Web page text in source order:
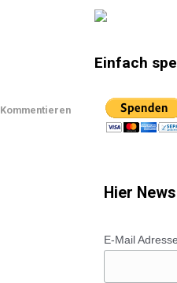
Kommentieren
Einfach
Hier
E-Mail